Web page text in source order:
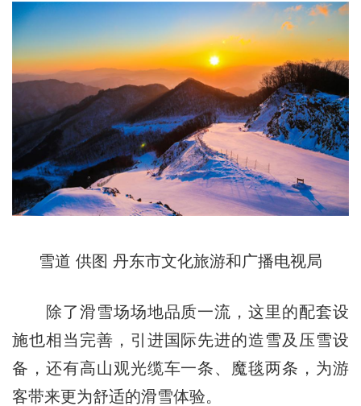
雪道 供图 丹东市文化旅游和广播电视局
除了滑雪场场地品质一流，这里的配套设
施也相当完善，引进国际先进的造雪及压雪设
备，还有高山观光缆车一条、魔毯两条，为游
客带来更为舒适的滑雪体验。